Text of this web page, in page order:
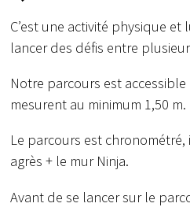
C’est une activité physique
lancer des défis entre
Notre parcours est
mesurent au minimum 1,50 m.
Le parcours est
agrès + le mur Ninja.
Avant de se lancer sur le